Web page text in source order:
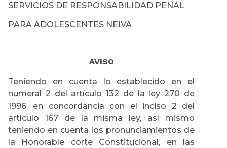
SERVICIOS DE RESPONSABILIDAD PENAL
PARA ADOLESCENTES NEIVA
AVISO
Teniendo en cuenta lo establecido en el
numeral 2 del artículo 132 de la ley 270 de
1996, en concordancia con el inciso 2 del
artículo 167 de la misma ley, así mismo
teniendo en cuenta los pronunciamientos de
la Honorable corte Constitucional, en las